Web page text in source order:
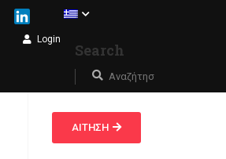
Search
Login
ΑΙΤΗΣΗ